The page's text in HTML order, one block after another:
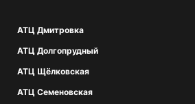
АТЦ Дмитровка
АТЦ Долгопрудный
АТЦ Щёлковская
АТЦ Семеновская